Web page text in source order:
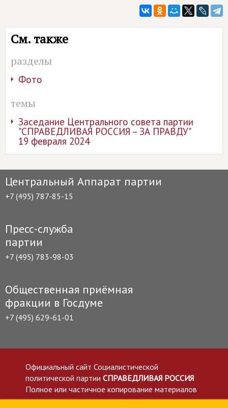
См. также
разделы
Фото
темы
Заседание Центрального совета партии
"СПРАВЕДЛИВАЯ РОССИЯ – ЗА ПРАВДУ"
19 февраля 2024
Центральный Аппарат партии
+7 (495) 787-85-15
Пресс-служба
партии
+7 (495) 783-98-03
Общественная приёмная
фракции в Госдуме
+7 (495) 629-61-01
Официальный сайт Социалистической
политической партии СПРАВЕДЛИВАЯ РОССИЯ
Полное или частичное копирование материалов
приветствуется со ссылкой на сайт spravedlivo.ru